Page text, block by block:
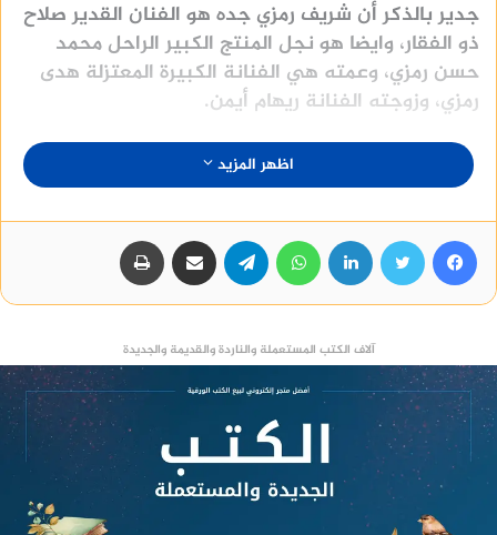
جدير بالذكر أن شريف رمزي جده هو الفنان القدير صلاح
ذو الفقار، وايضا هو نجل المنتج الكبير الراحل محمد
حسن رمزي، وعمته هي الفنانة الكبيرة المعتزلة هدى
رمزي، وزوجته الفنانة ريهام أيمن.
منصة وساطة لبيع العقارات مجانا
اظهر المزيد
آلاف الكتب المستعملة والناردة والقديمة والجديدة